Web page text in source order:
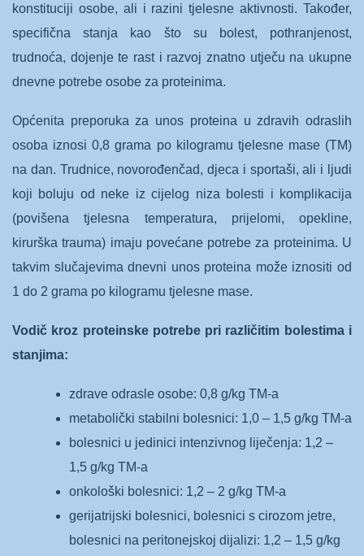
konstituciji osobe, ali i razini tjelesne aktivnosti. Također,
specifična stanja kao što su bolest, pothranjenost,
trudnoća, dojenje te rast i razvoj znatno utječu na ukupne
dnevne potrebe osobe za proteinima.
Općenita preporuka za unos proteina u zdravih odraslih
osoba iznosi 0,8 grama po kilogramu tjelesne mase (TM)
na dan. Trudnice, novorođenčad, djeca i sportaši, ali i ljudi
koji boluju od neke iz cijelog niza bolesti i komplikacija
(povišena tjelesna temperatura, prijelomi, opekline,
kirurška trauma) imaju povećane potrebe za proteinima. U
takvim slučajevima dnevni unos proteina može iznositi od
1 do 2 grama po kilogramu tjelesne mase.
Vodič kroz proteinske potrebe pri različitim bolestima i
stanjima:
zdrave odrasle osobe: 0,8 g/kg TM-a
metabolički stabilni bolesnici: 1,0 – 1,5 g/kg TM-a
bolesnici u jedinici intenzivnog liječenja: 1,2 –
1,5 g/kg TM-a
onkološki bolesnici: 1,2 – 2 g/kg TM-a
gerijatrijski bolesnici, bolesnici s cirozom jetre,
bolesnici na peritonejskoj dijalizi: 1,2 – 1,5 g/kg